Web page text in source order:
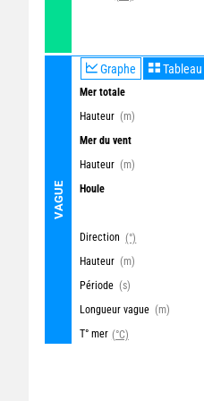
VAGUE
Graphe Tableau
Mer totale
Hauteur (m)
Mer du vent
Hauteur (m)
Houle
Direction (°)
Hauteur (m)
Période (s)
Longueur vague (m)
T° mer (°C)